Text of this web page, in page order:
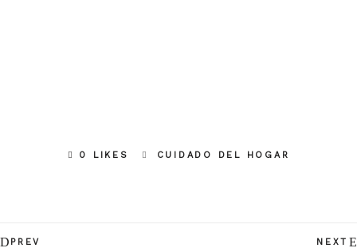
0 LIKES CUIDADO DEL HOGAR
PREV NEXT